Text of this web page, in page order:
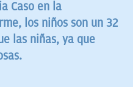
Caso en la
los niños son un 32
las niñas, ya que